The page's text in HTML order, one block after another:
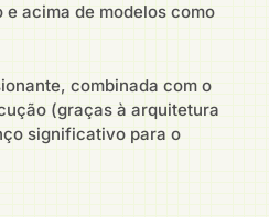
e acima de modelos como
combinada com o
(graças à arquitetura
significativo para o